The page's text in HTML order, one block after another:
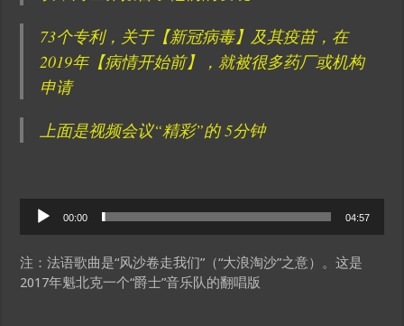
73个专利，关于【新冠病毒】及其疫苗，在
2019年【病情开始前】，就被很多药厂或机构
申请
上面是视频会议“精彩”的 5分钟
Audio
Player
00:00 04:57
注：法语歌曲是“风沙卷走我们”（“大浪淘沙”之意）。这是
2017年魁北克一个“爵士”音乐队的翻唱版